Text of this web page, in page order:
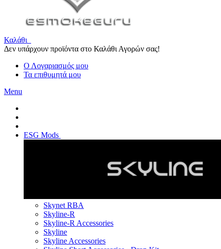
Καλάθι
Δεν υπάρχουν προϊόντα στο Καλάθι Αγορών σας!
Ο Λογαριασμός μου
Τα επιθυμητά μου
Menu
ESG Mods
Skynet RBA
Skyline-R
Skyline-R Accessories
Skyline
Skyline Accessories